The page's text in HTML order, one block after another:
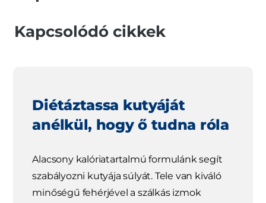
Kapcsolódó cikkek
Diétáztassa kutyáját
anélkül, hogy ő tudna róla
Alacsony kalóriatartalmú formulánk segít
szabályozni kutyája súlyát. Tele van kiváló
minőségű fehérjével a szálkás izmok